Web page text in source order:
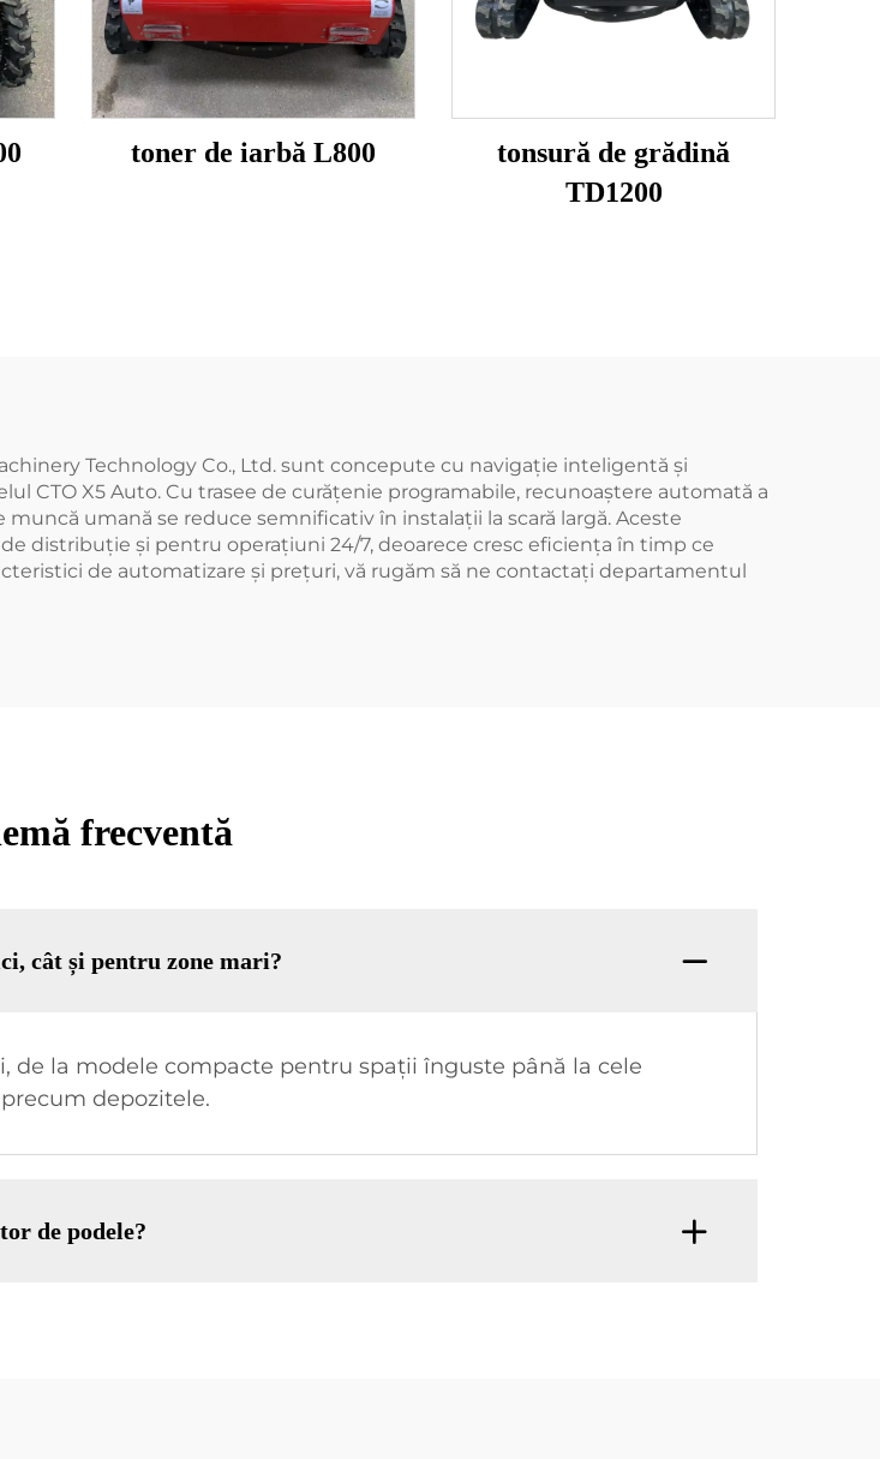
toner de iarbă L800
tonsură de grădină
TD1200
Technology Co., Ltd. sunt concepute cu navigație inteligentă și
CTO X5 Auto. Cu trasee de curățenie programabile, recunoaștere automată a
umană se reduce semnificativ în instalații la scară largă. Aceste
distribuție și pentru operațiuni 24/7, deoarece cresc eficiența în timp ce
de automatizare și prețuri, vă rugăm să ne contactați departamentul
frecventă
cât și pentru zone mari?
de la modele compacte pentru spații înguste până la cele
depozitele.
de podele?